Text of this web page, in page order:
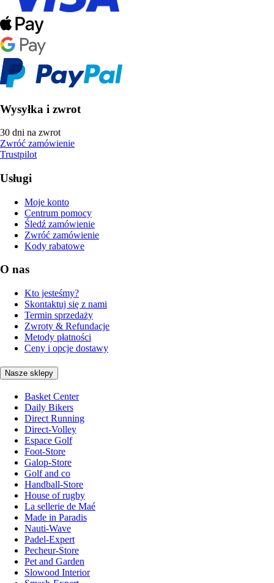
Wysyłka i zwrot
30 dni na zwrot
Zwróć zamówienie
Trustpilot
Usługi
Moje konto
Centrum pomocy
Śledź zamówienie
Zwróć zamówienie
Kody rabatowe
O nas
Kto jesteśmy?
Skontaktuj się z nami
Termin sprzedaży
Zwroty & Refundacje
Metody płatności
Ceny i opcje dostawy
Nasze sklepy
Basket Center
Daily Bikers
Direct Running
Direct-Volley
Espace Golf
Foot-Store
Galop-Store
Golf and co
Handball-Store
House of rugby
La sellerie de Maé
Made in Paradis
Nauti-Wave
Padel-Expert
Pecheur-Store
Pet and Garden
Slowood Interior